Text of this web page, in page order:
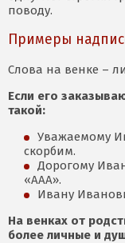
поводу.
Примеры
Слова на венке –
Если его
такой:
Уважаемому
скорбим.
Дорогому
«ААА».
Ивану
На венках от
более личные и